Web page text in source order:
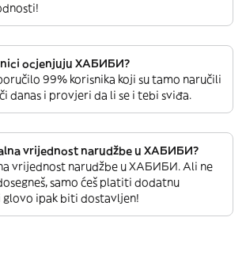
ocjenjuju ХАБИБИ?
99% korisnika koji su tamo naručili
danas i provjeri da li se i tebi sviđa.
vrijednost narudžbe u ХАБИБИ?
vrijednost narudžbe u ХАБИБИ. Ali ne
samo ćeš platiti dodatnu
glovo ipak biti dostavljen!